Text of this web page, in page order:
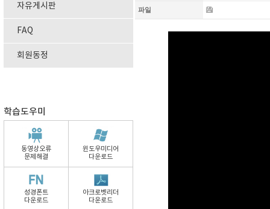
자유게시판
FAQ
회원동정
학습도우미
동영상오류
문제해결
윈도우미디어
다운로드
성경폰트
다운로드
아크로벳리더
다운로드
파일